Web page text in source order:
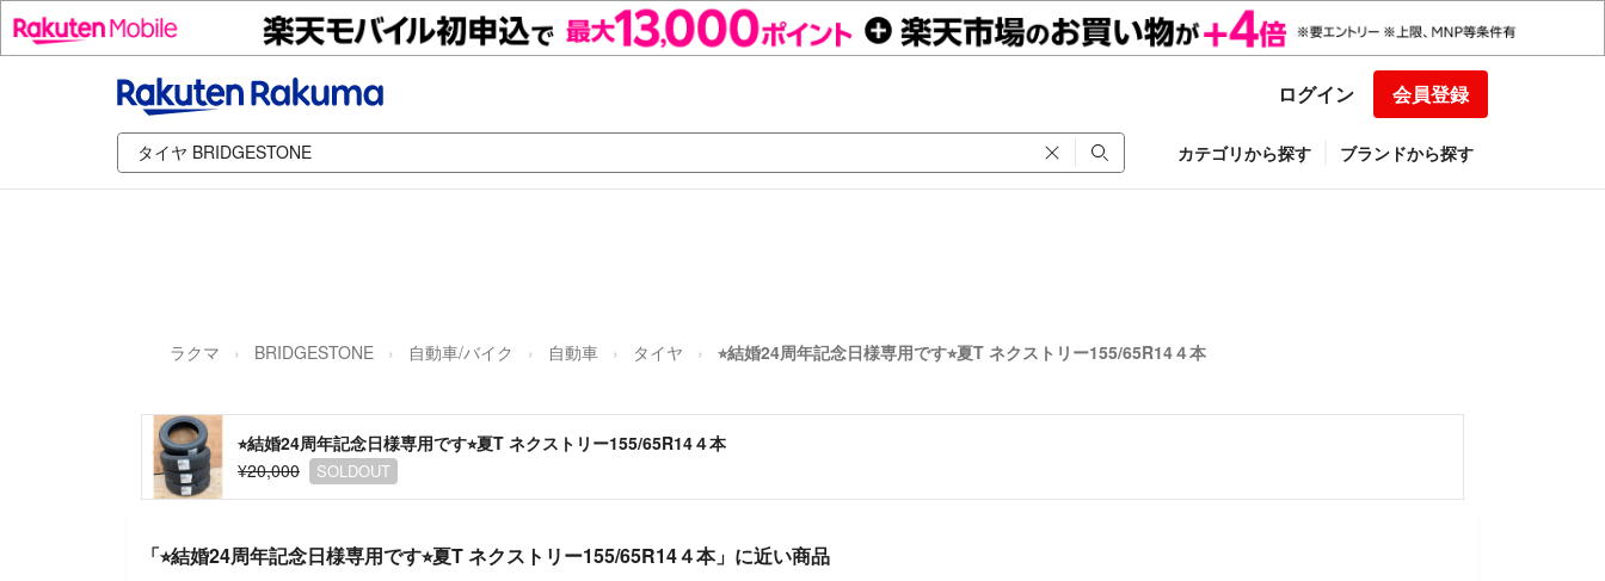
ログイン 会員登録
カテゴリから探す ブランドから探す
ラクマ BRIDGESTONE 自動車/バイク 自動車 タイヤ ⭐︎結婚24周年記念日様専用です⭐︎夏T ネクストリー155/65R14４本
⭐︎結婚24周年記念日様専用です⭐︎夏T ネクストリー155/65R14４本
¥20,000
SOLDOUT
「⭐︎結婚24周年記念日様専用です⭐︎夏T ネクストリー155/65R14４本」に近い商品